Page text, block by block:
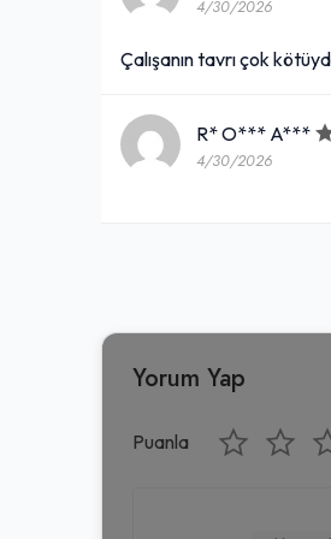
4/30/2026
Çalışanın tavrı çok
R* O*** A***
4/30/2026
Yorum Yap
Puanla